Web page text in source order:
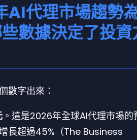
AI代理市場趨勢
數據決定了投資
數字出來：
。這是2026年全球AI代理市場的
長超過45%（The Business